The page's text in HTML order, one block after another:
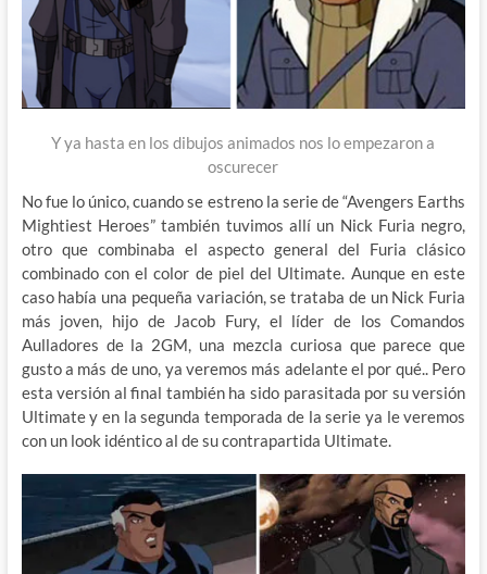
Y ya hasta en los dibujos animados nos lo empezaron a
oscurecer
No fue lo único, cuando se estreno la serie de “Avengers Earths
Mightiest Heroes” también tuvimos allí un Nick Furia negro,
otro que combinaba el aspecto general del Furia clásico
combinado con el color de piel del Ultimate. Aunque en este
caso había una pequeña variación, se trataba de un Nick Furia
más joven, hijo de Jacob Fury, el líder de los Comandos
Aulladores de la 2GM, una mezcla curiosa que parece que
gusto a más de uno, ya veremos más adelante el por qué.. Pero
esta versión al final también ha sido parasitada por su versión
Ultimate y en la segunda temporada de la serie ya le veremos
con un look idéntico al de su contrapartida Ultimate.